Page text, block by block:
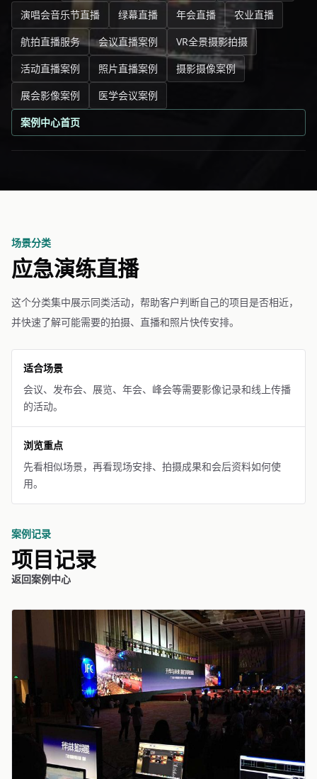
演唱会音乐节直播
绿幕直播 年会直播
农业直播
航拍直播服务
会议直播案例
VR全景摄影拍摄
活动直播案例
照片直播案例
摄影摄像案例
展会影像案例
医学会议案例
案例中心首页
场景分类
应急演练直播
这个分类集中展示同类活动，帮助客户判断自己的项目是否相近，
并快速了解可能需要的拍摄、直播和照片快传安排。
适合场景
会议、发布会、展览、年会、峰会等需要影像记录和线上传播
的活动。
浏览重点
先看相似场景，再看现场安排、拍摄成果和会后资料如何使
用。
案例记录
项目记录
返回案例中心